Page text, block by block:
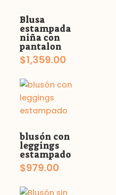
Blusa
estampada
niña con
pantalon
$1,359.00
blusón con
leggings
estampado
$979.00